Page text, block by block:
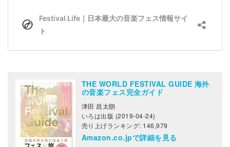
THE WORLD FESTIVAL GUIDE 海外
の音楽フェス完全ガイド
津田 昌太朗
いろは出版 (2019-04-24)
売り上げランキング: 146,979
Amazon.co.jpで詳細を見る